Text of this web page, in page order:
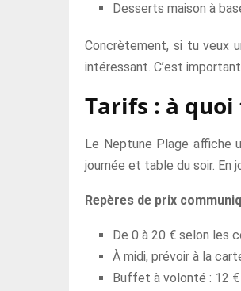
Desserts maison à
Concrètement, si tu veux
intéressant. C’est
Tarifs : à
Le Neptune Plage affiche
journée et table du soir. En
Repères de prix
De 0 à 20 € selon les
À midi, prévoir à la
Buffet à volonté : 12 €